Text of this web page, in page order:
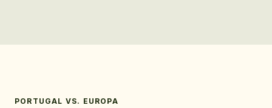
PORTUGAL VS. EUROPA